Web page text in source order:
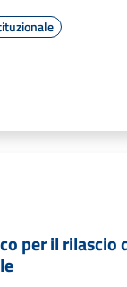
per il rilascio